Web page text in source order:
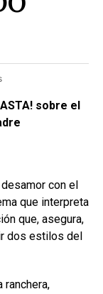
sobre el
con el
que interpreta
que, asegura,
dos estilos del
ranchera,